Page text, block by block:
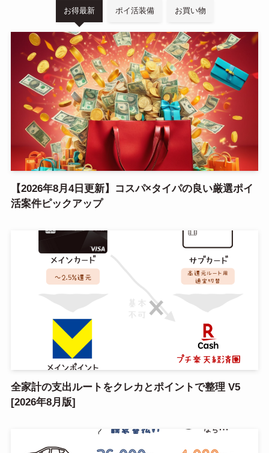
お得最新 ポイ活装備 お買い物
【2026年8月4日更新】コスパ×タイパの良い厳選ポイ
活案件ピックアップ
全家計の支出ルートをクレカとポイントで整理 V5
[2026年8月版]